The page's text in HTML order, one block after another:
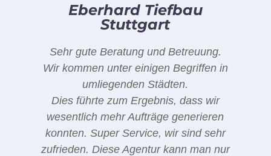
Eberhard Tiefbau
Stuttgart
Sehr gute Beratung und Betreuung.
Wir kommen unter einigen Begriffen in
umliegenden Städten.
Dies führte zum Ergebnis, dass wir
wesentlich mehr Aufträge generieren
konnten. Super Service, wir sind sehr
zufrieden. Diese Agentur kann man nur